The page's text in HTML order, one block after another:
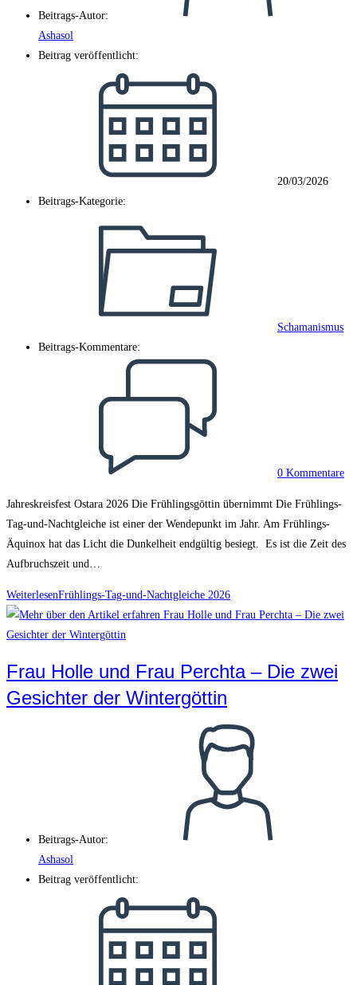
Beitrags-Autor:
Ashasol
Beitrag veröffentlicht:
20/03/2026
Beitrags-Kategorie:
Schamanismus
Beitrags-Kommentare:
0 Kommentare
Jahreskreisfest Ostara 2026 Die Frühlingsgöttin übernimmt Die Frühlings-
Tag-und-Nachtgleiche ist einer der Wendepunkt im Jahr. Am Frühlings-
Äquinox hat das Licht die Dunkelheit endgültig besiegt. Es ist die Zeit des
Aufbruchszeit und…
WeiterlesenFrühlings-Tag-und-Nachtgleiche 2026
Frau Holle und Frau Perchta – Die zwei
Gesichter der Wintergöttin
Beitrags-Autor:
Ashasol
Beitrag veröffentlicht: